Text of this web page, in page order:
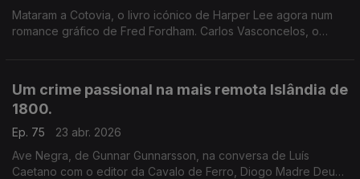
Mataram a Cotovia, o livro icónico de Harper Lee agora num
romance gráfico de Fred Fordham. Carlos Vasconcelos, o
Um crime passional na mais remota Islândia de
1800.
Ep. 75
23 abr. 2026
Ave Negra, de Gunnar Gunnarsson, na conversa de Luís
Caetano com o editor da Cavalo de Ferro, Diogo Madre Deus.